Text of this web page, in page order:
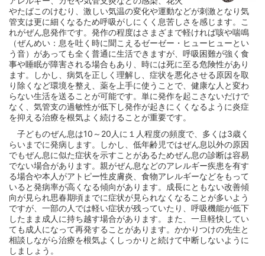
やたばこのけむり、激しい気温の変化や運動などが刺激となり気
管支は更に細くなるため呼吸がしにくく息苦しさを感じます。こ
れがぜん息発作です。発作の程度はさまざまで軽ければ咳や喘鳴
（ぜんめい：息を吐く時に聞こえるゼーゼー・ヒューヒューとい
う音）があっても全く普通に生活できますが、呼吸困難が強く食
事や睡眠が障害される場合もあり、時には死に至る危険性があり
ます。しかし、病気を正しく理解し、症状を悪化させる原因を取
り除くなど環境を整え、薬を上手に使うことで、健康な人と変わ
らない生活を送ることが可能です。単に発作を起こさないだけで
なく、気管支の過敏性が低下し発作が起きにくくなるように炎症
を抑える治療を根気よく続けることが重要です。
子どものぜん息は10～20人に１人程度の頻度で、多くは3歳く
らいまでに発病します。しかし、低年齢児ではぜん息以外の原因
でもぜん息に似た症状を示すことがあるためぜん息の診断は容易
でない場合があります。親がぜん息などのアレルギー疾患を有す
る場合や本人がアトピー性皮膚炎、食物アレルギーなどをもって
いると発病率が高くなる傾向があります。成長にともない改善傾
向が見られ思春期頃までに症状が見られなくなることが多いよう
ですが、一部の人では軽い症状が残っていたり、呼吸機能が低下
したまま成人に持ち越す場合があります。また、一旦軽快してい
ても成人になって再発することがあります。かかりつけの先生と
相談しながら治療を根気よくしっかりと続けて中断しないように
しましょう。